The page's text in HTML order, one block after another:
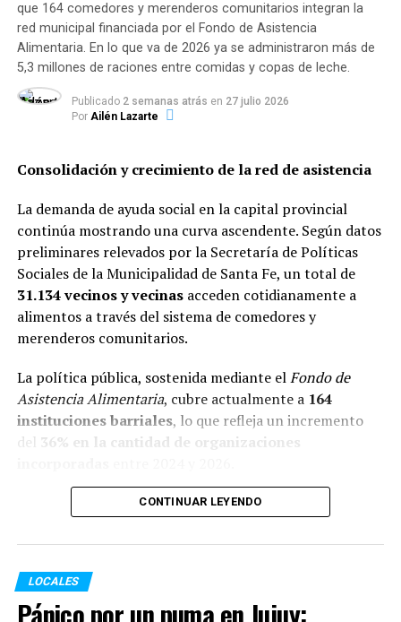
SIGUENTE
Dónde se consiguen los 11 cortes de carne a precios
más bajos
Se presenta el nuevo Protocolo para situaciones de
violencia de género en la administración pública
que 164 comedores y merenderos comunitarios integran la
red municipal financiada por el Fondo de Asistencia
Alimentaria. En lo que va de 2026 ya se administraron más de
5,3 millones de raciones entre comidas y copas de leche.
Publicado 2 semanas atrás en 27 julio 2026
Por Ailén Lazarte
Consolidación y crecimiento de la red de asistencia
La demanda de ayuda social en la capital provincial
continúa mostrando una curva ascendente. Según datos
preliminares relevados por la Secretaría de Políticas
Sociales de la Municipalidad de Santa Fe, un total de
31.134 vecinos y vecinasacceden cotidianamente a
alimentos a través del sistema de comedores y
merenderos comunitarios.
La política pública, sostenida mediante elFondo de
Asistencia Alimentaria, cubre actualmente a 164
instituciones barriales, lo que refleja un incremento
del 36% en la cantidad de organizaciones
Este salto territorial vino acompañado de un aumento
Comedores (almuerzo y cena):
1.192.409 raciones en 2024 a
lo que representa un incremento del106%
CONTINUAR LEYENDO
LOCALES
Pánico por un puma en Jujuy: